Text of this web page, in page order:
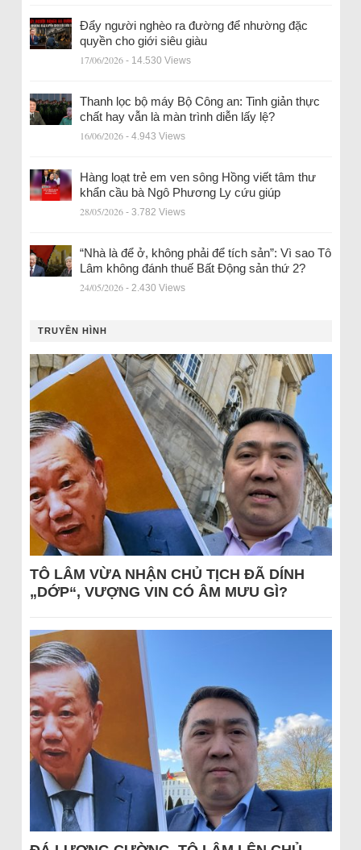
Đẩy người nghèo ra đường để nhường đặc
quyền cho giới siêu giàu
17/06/2026 - 14.530 Views
Thanh lọc bộ máy Bộ Công an: Tinh giản thực
chất hay vẫn là màn trình diễn lấy lệ?
16/06/2026 - 4.943 Views
Hàng loạt trẻ em ven sông Hồng viết tâm thư
khẩn cầu bà Ngô Phương Ly cứu giúp
28/05/2026 - 3.782 Views
“Nhà là để ở, không phải để tích sản”: Vì sao Tô
Lâm không đánh thuế Bất Động sản thứ 2?
24/05/2026 - 2.430 Views
TRUYỀN HÌNH
TÔ LÂM VỪA NHẬN CHỦ TỊCH ĐÃ DÍNH
„DỚP“, VƯỢNG VIN CÓ ÂM MƯU GÌ?